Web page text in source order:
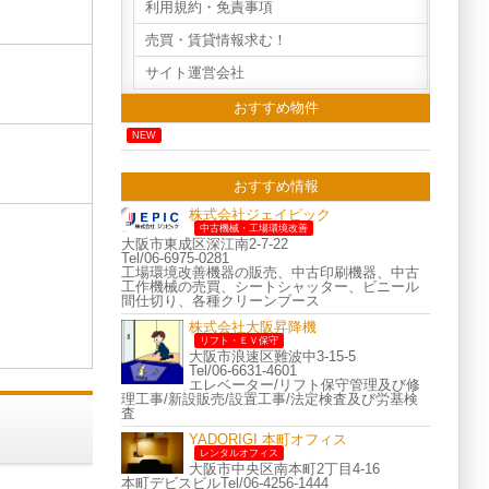
利用規約・免責事項
売買・賃貸情報求む！
サイト運営会社
おすすめ物件
NEW
おすすめ情報
株式会社ジェイピック
中古機械・工場環境改善
大阪市東成区深江南2-7-22
Tel/06-6975-0281
工場環境改善機器の販売、中古印刷機器、中古
工作機械の売買、シートシャッター、ビニール
間仕切り、各種クリーンブース
株式会社大阪昇降機
リフト・ＥＶ保守
大阪市浪速区難波中3-15-5
Tel/06-6631-4601
エレベーター/リフト保守管理及び修
理工事/新設販売/設置工事/法定検査及び労基検
査
YADORIGI 本町オフィス
レンタルオフィス
大阪市中央区南本町2丁目4-16
本町デビスビルTel/06-4256-1444